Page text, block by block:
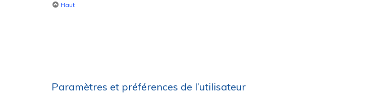
Haut
Paramètres et préférences de l’utilisateur